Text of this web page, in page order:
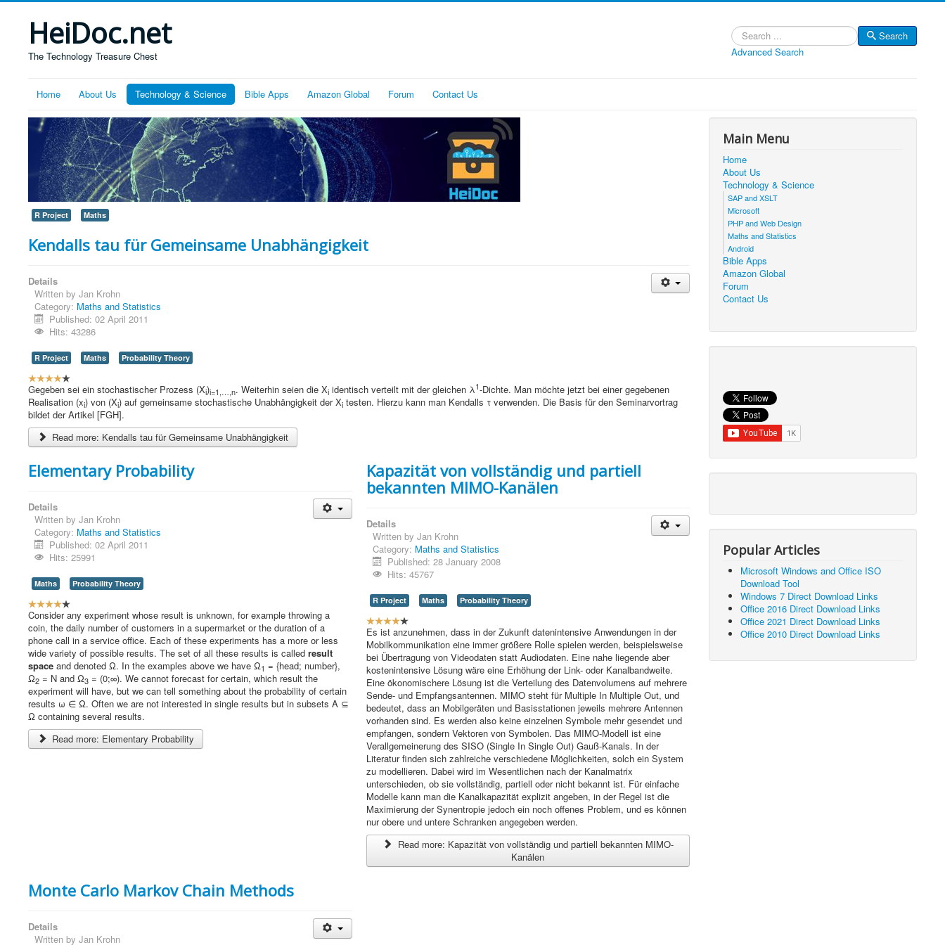
HeiDoc.net
The Technology Treasure Chest
Search
Search
Advanced Search
Home About Us Technology & Science Bible Apps Amazon Global Forum Contact Us
R Project Maths
Kendalls tau für Gemeinsame Unabhängigkeit
Details
Written by Jan Krohn
Category: Maths and Statistics
Published: 02 April 2011
Hits: 43286
R Project Maths Probability Theory
U
s
e
r
R
i
n
:
5
Gegeben sei ein stochastischer Prozess (Xi)i=1,…,n. Weiterhin seien die Xi identisch verteilt mit der gleichen λ1-Dichte. Man möchte jetzt bei einer gegebenen
Realisation (xi) von (Xi) auf gemeinsame stochastische Unabhängigkeit der Xi testen. Hierzu kann man Kendalls τ verwenden. Die Basis für den Seminarvortrag
bildet der Artikel [FGH].
Read more: Kendalls tau für Gemeinsame Unabhängigkeit
Elementary Probability
Details
Written by Jan Krohn
Category: Maths and Statistics
Published: 02 April 2011
Hits: 25991
Maths Probability Theory
U
s
e
r
R
a
t
i
n
g
:
Consider any experiment whose result is unknown, for example throwing a
coin, the daily number of customers in a supermarket or the duration of a
phone call in a service office. Each of these experiments has a more or less
wide variety of possible results. The set of all these results is called result
space and denoted Ω. In the examples above we have Ω1 = {head; number},
Ω2 = N and Ω3 = (0;∞). We cannot forecast for certain, which result the
experiment will have, but we can tell something about the probability of certain
results ω ∈ Ω. Often we are not interested in single results but in subsets A ⊆
Ω containing several results.
Read more: Elementary Probability
Kapazität von vollständig und partiell
bekannten MIMO-Kanälen
Details
Written by Jan Krohn
Category: Maths and Statistics
Published: 28 January 2008
Hits: 45767
R Project Maths Probability Theory
U
s
e
r
R
a
t
i
n
g
:
4
/
5
Es ist anzunehmen, dass in der Zukunft datenintensive Anwendungen in der
Mobilkommunikation eine immer größere Rolle spielen werden, beispielsweise
bei Übertragung von Videodaten statt Audiodaten. Eine nahe liegende aber
kostenintensive Lösung wäre eine Erhöhung der Link- oder Kanalbandweite.
Eine ökonomischere Lösung ist die Verteilung des Datenvolumens auf mehrere
Sende- und Empfangsantennen. MIMO steht für Multiple In Multiple Out, und
bedeutet, dass an Mobilgeräten und Basisstationen jeweils mehrere Antennen
vorhanden sind. Es werden also keine einzelnen Symbole mehr gesendet und
empfangen, sondern Vektoren von Symbolen. Das MIMO-Modell ist eine
Verallgemeinerung des SISO (Single In Single Out) Gauß-Kanals. In der
Literatur finden sich zahlreiche verschiedene Möglichkeiten, solch ein System
zu modellieren. Dabei wird im Wesentlichen nach der Kanalmatrix
unterschieden, ob sie vollständig, partiell oder nicht bekannt ist. Für einfache
Modelle kann man die Kanalkapazität explizit angeben, in der Regel ist die
Maximierung der Synentropie jedoch ein noch offenes Problem, und es können
nur obere und untere Schranken angegeben werden.
Read more: Kapazität von vollständig und partiell bekannten MIMO-
Kanälen
Monte Carlo Markov Chain Methods
Details
Written by Jan Krohn
Main Menu
Home
About Us
Technology & Science
SAP and XSLT
Microsoft
PHP and Web Design
Maths and Statistics
Android
Bible Apps
Amazon Global
Forum
Contact Us
Popular Articles
Microsoft Windows and Office ISO
Download Tool
Windows 7 Direct Download Links
Office 2016 Direct Download Links
Office 2021 Direct Download Links
Office 2010 Direct Download Links